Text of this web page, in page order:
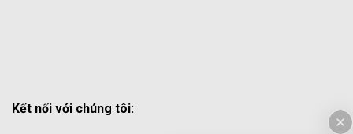
Kết nối với chúng tôi: